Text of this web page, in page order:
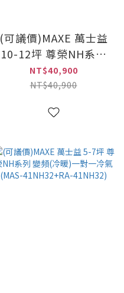
(可議價)MAXE 萬士益
10-12坪 尊榮NH系列
變頻(冷暖)一對一冷氣
(MAS-72NH32+RA-
NT$40,900
NT$40,900